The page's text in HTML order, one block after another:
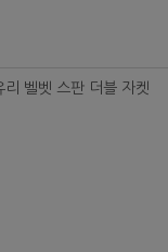
벨벳 스판 더블 자켓